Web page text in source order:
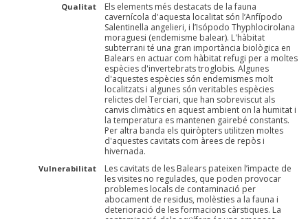
Qualitat
Els elements més destacats de la fauna
cavernícola d'aquesta localitat són l’Anfípodo
Salentinella angelieri, i l’Isópodo Thyphlocirolana
moraguesi (endemisme balear). L'hàbitat
subterrani té una gran importància biològica en
Balears en actuar com hàbitat refugi per a moltes
espècies d'invertebrats troglobis. Algunes
d'aquestes espècies són endemismes molt
localitzats i algunes són veritables espècies
relictes del Terciari, que han sobreviscut als
canvis climàtics en aquest ambient on la humitat i
la temperatura es mantenen gairebé constants.
Per altra banda els quiròpters utilitzen moltes
d'aquestes cavitats com àrees de repòs i
hivernada.
Vulnerabilitat
Les cavitats de les Balears pateixen l’impacte de
les visites no regulades, que poden provocar
problemes locals de contaminació per
abocament de residus, molèsties a la fauna i
deterioració de les formacions càrstiques. La